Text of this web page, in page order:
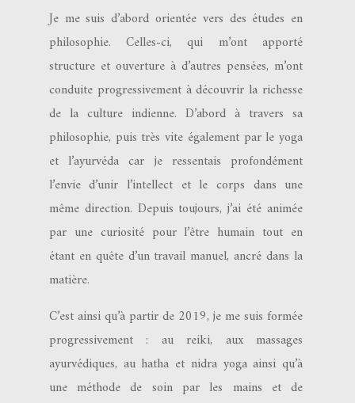
Je me suis d’abord orientée vers des études en
philosophie. Celles-ci, qui m’ont apporté
structure et ouverture à d’autres pensées, m’ont
conduite progressivement à découvrir la richesse
de la culture indienne. D’abord à travers sa
philosophie, puis très vite également par le yoga
et l’ayurvéda car je ressentais profondément
l’envie d’unir l’intellect et le corps dans une
même direction. Depuis toujours, j’ai été animée
par une curiosité pour l’être humain tout en
étant en quête d’un travail manuel, ancré dans la
matière.
C’est ainsi qu’à partir de 2019, je me suis formée
progressivement : au reiki, aux massages
ayurvédiques, au hatha et nidra yoga ainsi qu’à
une méthode de soin par les mains et de